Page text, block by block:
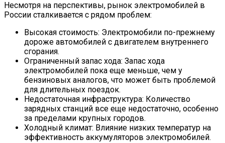
Несмотря на перспективы, рынок электромобилей в
России сталкивается с рядом проблем:
Высокая стоимость: Электромобили по-прежнему
дороже автомобилей с двигателем внутреннего
сгорания.
Ограниченный запас хода: Запас хода
электромобилей пока еще меньше, чем у
бензиновых аналогов, что может быть проблемой
для длительных поездок.
Недостаточная инфраструктура: Количество
зарядных станций все еще недостаточно, особенно
за пределами крупных городов.
Холодный климат: Влияние низких температур на
эффективность аккумуляторов электромобилей.